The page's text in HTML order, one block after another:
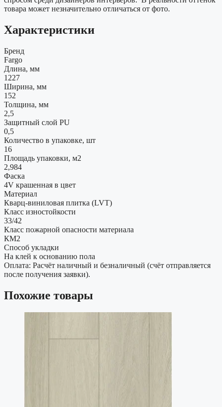
товара может незначительно отличаться от фото.
Характеристики
Бренд
Fargo
Длина, мм
1227
Ширина, мм
152
Толщина, мм
2,5
Защитный слой PU
0,5
Количество в упаковке, шт
16
Площадь упаковки, м2
2,984
Фаска
4V крашенная в цвет
Материал
Кварц-виниловая плитка (LVT)
Класс изностойкости
33/42
Класс пожарной опасности материала
КМ2
Способ укладки
На клей к основанию пола
Оплата: Расчёт наличный и безналичный (счёт отправляется
после получения заявки).
Похожие товары